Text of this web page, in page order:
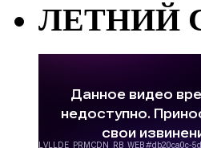
ЛЕТНИЙ